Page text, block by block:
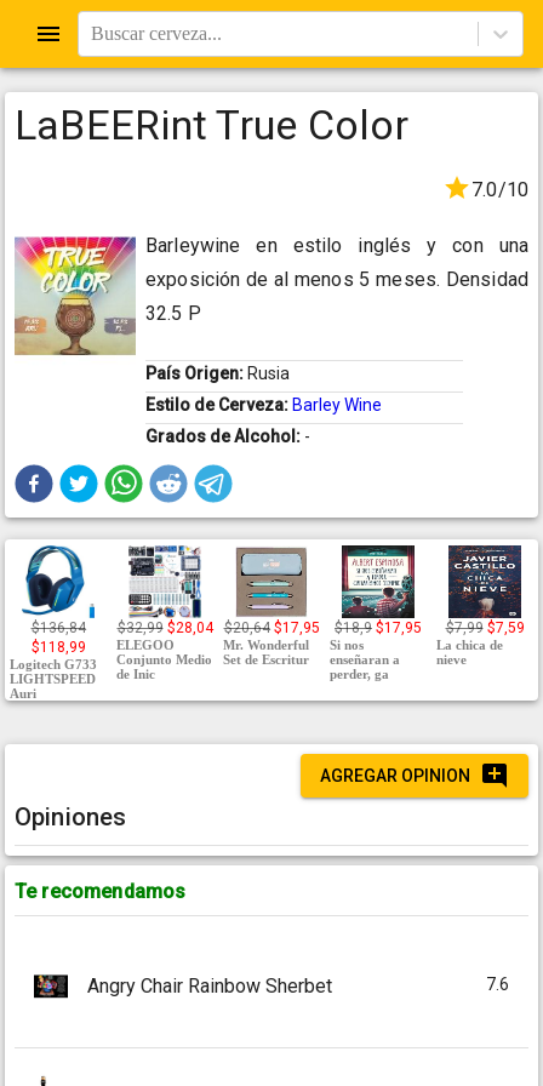
Buscar cerveza...
LaBEERint True Color
7.0/10
Barleywine en estilo inglés y con una
exposición de al menos 5 meses. Densidad
32.5 P
País Origen: Rusia
Estilo de Cerveza: Barley Wine
Grados de Alcohol: -
$136,84
$118,99
Logitech G733
LIGHTSPEED
Auri
$32,99 $28,04
ELEGOO
Conjunto Medio
de Inic
$20,64 $17,95
Mr. Wonderful
Set de Escritur
$18,9 $17,95
Si nos
enseñaran a
perder, ga
$7,99 $7,59
La chica de
nieve
AGREGAR OPINION
Opiniones
Te recomendamos
Angry Chair Rainbow Sherbet 7.6